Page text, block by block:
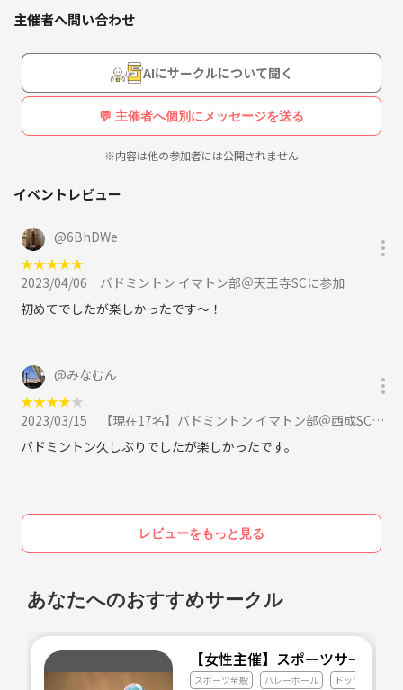
💛友達や恋人を作りたい
💛職場以外に楽しめる場所が欲しい
💛気の合う・共通の趣味の友達が欲しい
という方、大歓迎です♫
※ナンパ目的等での参加はご遠慮ください。
人見知りの方、一人での参加の方大歓迎です♪☆
イベント毎に参加集計を取るので、もちろん毎回参加でな
くて大丈夫です🙆‍♀️
いします🤲
公式サイト▽
イマトン部 大阪
💛大阪で友達や恋人を作りたい
💛職場以外に楽しめる場所が欲しい
💛気の合う・共通の趣味の友達が欲しい
という方、大歓迎です♫
※ナンパ目的等での参加はご遠慮ください。
人見知りの方、一人での参加の方大歓迎です♪☆
参加しやすい様、一人参加される方や初参加の方が毎回半数近くしめま
す😆
イベント毎に参加集計を取るので、もちろん毎回参加でなくて大丈夫で
質問等があればお気軽にお待ちしてますっ💛
応募時に差し支えない程度で、簡単な自己紹介の記載お願いします🤲
⭐︎名前orニックネーム
⭐︎年齢
ぜひぜひ一緒に楽しみましょーっ🎶✨
主催者へ問い合わせ
AIにサークルについて聞く
💬 主催者へ個別にメッセージを送る
※内容は他の参加者には公開されません
イベントレビュー
@6BhDWe
★★★★★
2023/04/06
バドミントン イマトン部＠天王寺SCに参加
初めてでしたが楽しかったです〜！
@みなむん
★★★★★
2023/03/15
【現在17名】バドミントン イマトン部＠西成SCに参加
バドミントン久しぶりでしたが楽しかったです。
レビューをもっと見る
あなたへのおすすめサークル
【女性主催】スポーツサークル
スポーツ全般 バレーボール ドッチボール